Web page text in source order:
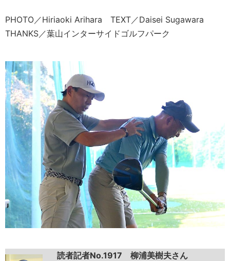
PHOTO／Hiriaoki Arihara TEXT／Daisei Sugawara
THANKS／葉山インターサイドゴルフパーク
読者記者No.1917 柳浦美樹夫さん